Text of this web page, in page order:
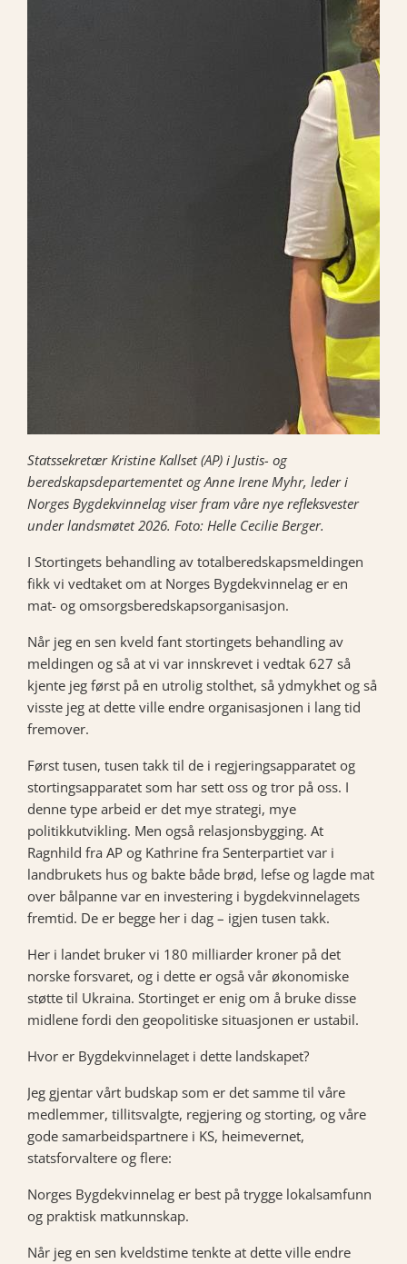
Statssekretær Kristine Kallset (AP) i Justis- og
beredskapsdepartementet og Anne Irene Myhr, leder i
Norges Bygdekvinnelag viser fram våre nye refleksvester
under landsmøtet 2026. Foto: Helle Cecilie Berger.
I Stortingets behandling av totalberedskapsmeldingen
fikk vi vedtaket om at Norges Bygdekvinnelag er en
mat- og omsorgsberedskapsorganisasjon.
Når jeg en sen kveld fant stortingets behandling av
meldingen og så at vi var innskrevet i vedtak 627 så
kjente jeg først på en utrolig stolthet, så ydmykhet og så
visste jeg at dette ville endre organisasjonen i lang tid
fremover.
Først tusen, tusen takk til de i regjeringsapparatet og
stortingsapparatet som har sett oss og tror på oss. I
denne type arbeid er det mye strategi, mye
politikkutvikling. Men også relasjonsbygging. At
Ragnhild fra AP og Kathrine fra Senterpartiet var i
landbrukets hus og bakte både brød, lefse og lagde mat
over bålpanne var en investering i bygdekvinnelagets
fremtid. De er begge her i dag – igjen tusen takk.
Her i landet bruker vi 180 milliarder kroner på det
norske forsvaret, og i dette er også vår økonomiske
støtte til Ukraina. Stortinget er enig om å bruke disse
midlene fordi den geopolitiske situasjonen er ustabil.
Hvor er Bygdekvinnelaget i dette landskapet?
Jeg gjentar vårt budskap som er det samme til våre
medlemmer, tillitsvalgte, regjering og storting, og våre
gode samarbeidspartnere i KS, heimevernet,
statsforvaltere og flere:
Norges Bygdekvinnelag er best på trygge lokalsamfunn
og praktisk matkunnskap.
Når jeg en sen kveldstime tenkte at dette ville endre